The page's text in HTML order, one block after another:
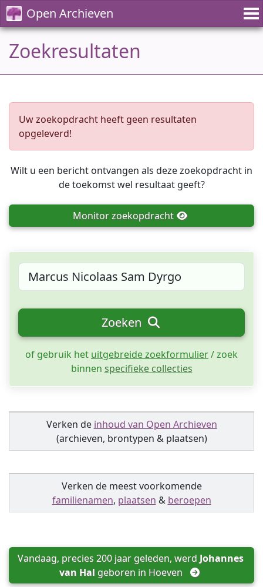
Open Archieven
Zoekresultaten
Uw zoekopdracht heeft geen resultaten
opgeleverd!
Wilt u een bericht ontvangen als deze zoekopdracht in
de toekomst wel resultaat geeft?
Monitorzoekopdracht
Zoeken
of gebruik het uitgebreide zoekformulier/ zoek
binnen specifieke collecties
Verken de inhoud van Open Archieven
(archieven, brontypen & plaatsen)
Verken de meest voorkomende
familienamen, plaatsen & beroepen
Vandaag, precies 200 jaar geleden, werd Johannes
van Hal geboren in Hoeven